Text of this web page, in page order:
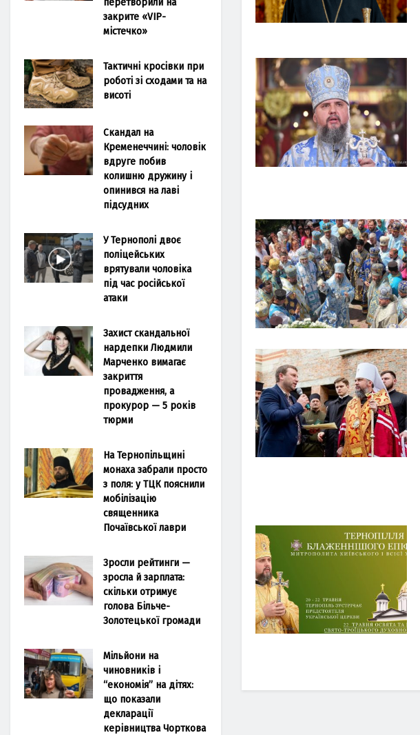
закрите «VIP-
містечко»
Тактичні кросівки при
роботі зі сходами та на
висоті
Скандал на
Кременеччині: чоловік
вдруге побив
колишню дружину і
опинився на лаві
підсудних
У Тернополі двоє
поліцейських
врятували чоловіка
під час російської
атаки
Захист скандальної
нардепки Людмили
Марченко вимагає
закриття
провадження, а
прокурор — 5 років
тюрми
На Тернопільщині
монаха забрали просто
з поля: у ТЦК пояснили
мобілізацію
священника
Почаївської лаври
Зросли рейтинги —
зросла й зарплата:
скільки отримує
голова Більче-
Золотецької громади
Мільйони на
чиновників і
“економія” на дітях:
що показали
декларації
керівництва Чорткова